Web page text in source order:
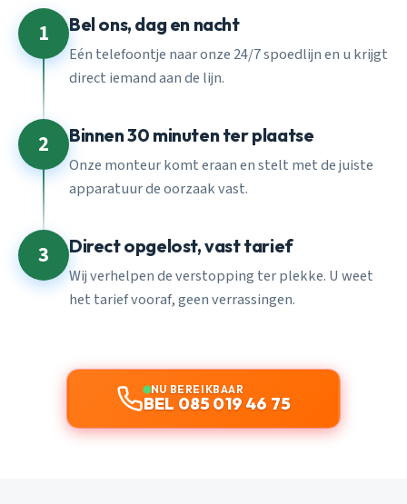
1 Bel ons, dag en nacht
Eén telefoontje naar onze 24/7 spoedlijn en u krijgt
direct iemand aan de lijn.
2 Binnen 30 minuten ter plaatse
Onze monteur komt eraan en stelt met de juiste
apparatuur de oorzaak vast.
3 Direct opgelost, vast tarief
Wij verhelpen de verstopping ter plekke. U weet
het tarief vooraf, geen verrassingen.
NU BEREIKBAAR
BEL 085 019 46 75